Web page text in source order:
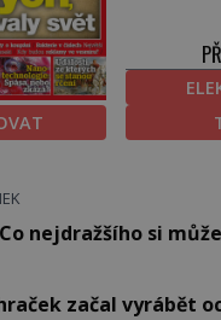
nejdražšího si
začal vyrábět